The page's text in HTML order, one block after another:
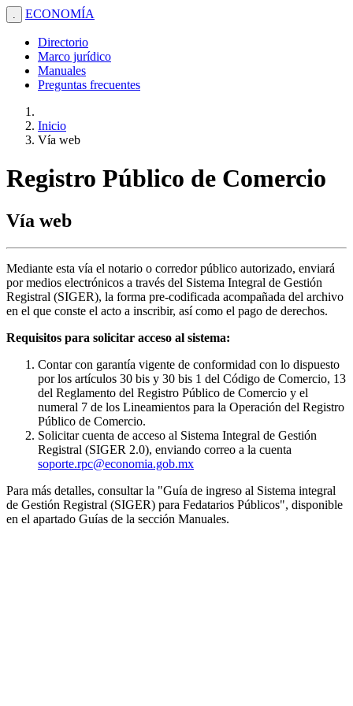
. ECONOMÍA
Directorio
Marco jurídico
Manuales
Preguntas frecuentes
Inicio
Vía web
Registro Público de Comercio
Vía web
Mediante esta vía el notario o corredor público autorizado, enviará
por medios electrónicos a través del Sistema Integral de Gestión
Registral (SIGER), la forma pre-codificada acompañada del archivo
en el que conste el acto a inscribir, así como el pago de derechos.
Requisitos para solicitar acceso al sistema:
Contar con garantía vigente de conformidad con lo dispuesto
por los artículos 30 bis y 30 bis 1 del Código de Comercio, 13
del Reglamento del Registro Público de Comercio y el
numeral 7 de los Lineamientos para la Operación del Registro
Público de Comercio.
Solicitar cuenta de acceso al Sistema Integral de Gestión
Registral (SIGER 2.0), enviando correo a la cuenta
soporte.rpc@economia.gob.mx
Para más detalles, consultar la "Guía de ingreso al Sistema integral
de Gestión Registral (SIGER) para Fedatarios Públicos", disponible
en el apartado Guías de la sección Manuales.